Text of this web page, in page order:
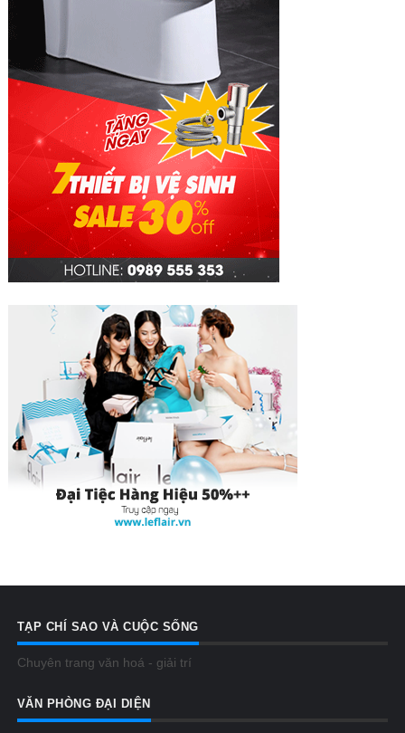
TẠP CHÍ SAO VÀ CUỘC SỐNG
Chuyên trang văn hoá - giải trí
VĂN PHÒNG ĐẠI DIỆN